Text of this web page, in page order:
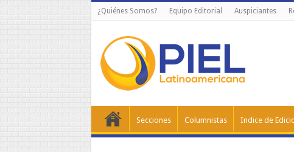
¿Quiénes Somos? Equipo Editorial Auspiciantes
Secciones Columnistas Indice de